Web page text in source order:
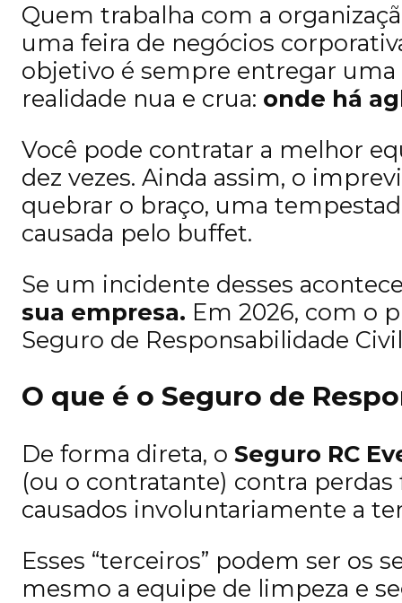
Quem trabalha com a
uma feira de negócios
objetivo é sempre entregar uma
realidade nua e crua: onde há
Você pode contratar a melhor
dez vezes. Ainda assim, o
quebrar o braço, uma
causada pelo buffet.
Se um incidente desses
sua empresa. Em 2026, com o
Seguro de Responsabilidade
O que é o Seguro de
De forma direta, o Seguro RC
(ou o contratante) contra
causados involuntariamente a
Esses “terceiros” podem ser os
mesmo a equipe de limpeza e